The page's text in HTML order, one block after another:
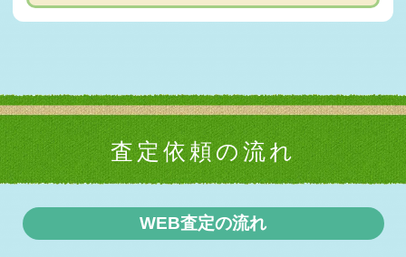
2026-05-22
江別市O様 トヨタ アルファード査定・買取 ご成約誠にあ
2026-05-20
登別市F様 ポルシェ マカン査定・買取 ご成約誠にありが
とうございまし …
2026-05-19
北広島市T様 スバル アウトバック査定・買取 ご成約誠に
石狩市O様 トヨタ アルファードHV査定・買取 ご成約誠
査定依頼の流れ
WEB査定の流れ